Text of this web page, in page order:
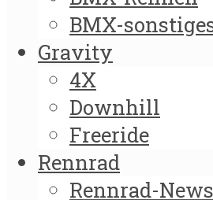
BMX-
Gravity
4X
Downhill
Freeride
Rennrad
Rennrad-News